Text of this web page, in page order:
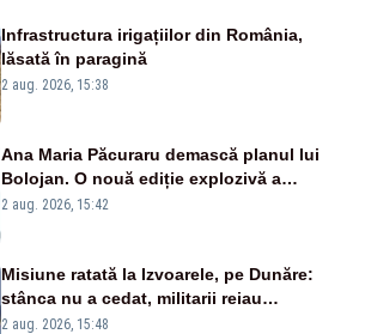
Infrastructura irigațiilor din România,
lăsată în paragină
2 aug. 2026, 15:38
Ana Maria Păcuraru demască planul lui
Bolojan. O nouă ediție explozivă a
emisiunii „Miza Zilei” la Realitatea PLUS
2 aug. 2026, 15:42
Misiune ratată la Izvoarele, pe Dunăre:
stânca nu a cedat, militarii reiau
detonările luni – VIDEO
2 aug. 2026, 15:48